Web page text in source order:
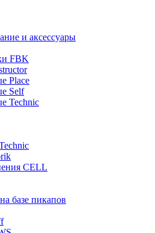
и аксессуары
FBK
Place
Self
Technic
CELL
базе пикапов